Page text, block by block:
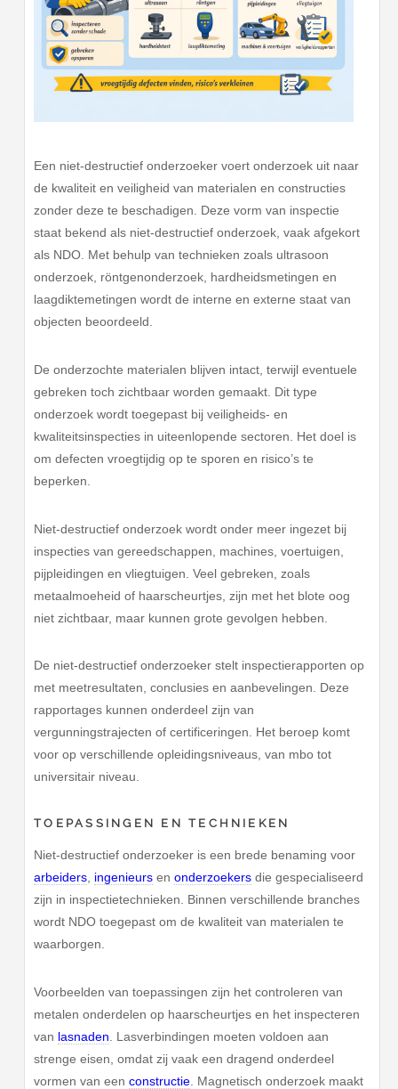
Een niet-destructief onderzoeker voert onderzoek uit naar
de kwaliteit en veiligheid van materialen en constructies
zonder deze te beschadigen. Deze vorm van inspectie
staat bekend als niet-destructief onderzoek, vaak afgekort
als NDO. Met behulp van technieken zoals ultrasoon
onderzoek, röntgenonderzoek, hardheidsmetingen en
laagdiktemetingen wordt de interne en externe staat van
objecten beoordeeld.
De onderzochte materialen blijven intact, terwijl eventuele
gebreken toch zichtbaar worden gemaakt. Dit type
onderzoek wordt toegepast bij veiligheids- en
kwaliteitsinspecties in uiteenlopende sectoren. Het doel is
om defecten vroegtijdig op te sporen en risico’s te
beperken.
Niet-destructief onderzoek wordt onder meer ingezet bij
inspecties van gereedschappen, machines, voertuigen,
pijpleidingen en vliegtuigen. Veel gebreken, zoals
metaalmoeheid of haarscheurtjes, zijn met het blote oog
niet zichtbaar, maar kunnen grote gevolgen hebben.
De niet-destructief onderzoeker stelt inspectierapporten op
met meetresultaten, conclusies en aanbevelingen. Deze
rapportages kunnen onderdeel zijn van
vergunningstrajecten of certificeringen. Het beroep komt
voor op verschillende opleidingsniveaus, van mbo tot
universitair niveau.
TOEPASSINGEN EN TECHNIEKEN
Niet-destructief onderzoeker is een brede benaming voor
arbeiders ingenieurs enonderzoekers die gespecialiseerd
zijn in inspectietechnieken. Binnen verschillende branches
wordt NDO toegepast om de kwaliteit van materialen te
waarborgen.
Voorbeelden van toepassingen zijn het controleren van
metalen onderdelen op haarscheurtjes en het inspecteren
van lasnaden . Lasverbindingen moeten voldoen aan
strenge eisen, omdat zij vaak een dragend onderdeel
vormen van eenconstructie . Magnetisch onderzoek maakt